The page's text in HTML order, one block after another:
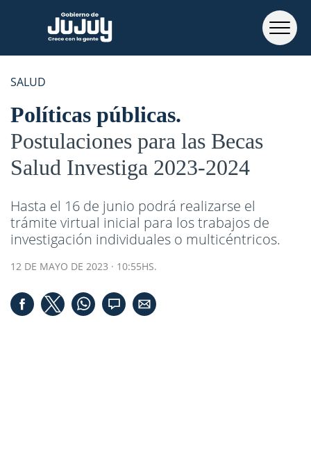
SALUD
Políticas públicas
Postulaciones para las Becas
Salud Investiga 2023-2024
Hasta el 16 de junio podrá realizarse el
trámite virtual inicial para los trabajos de
investigación individuales o multicéntricos.
12 DE MAYO DE 2023 · 10:55HS.